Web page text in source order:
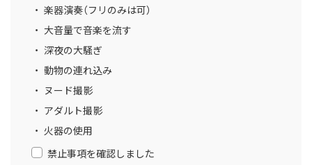
楽器演奏（フリのみは可）
大音量で音楽を流す
深夜の大騒ぎ
動物の連れ込み
ヌード撮影
アダルト撮影
火器の使用
禁止事項を確認しました